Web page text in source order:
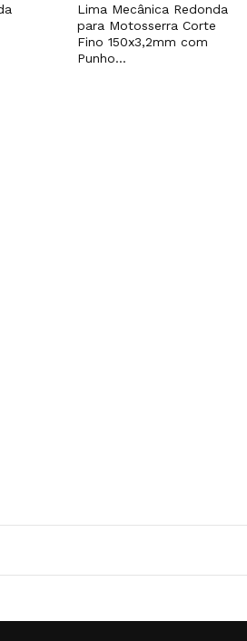
Lima Mecânica Redonda
para Motosserra Corte
Fino 150x3,2mm com
Punho...